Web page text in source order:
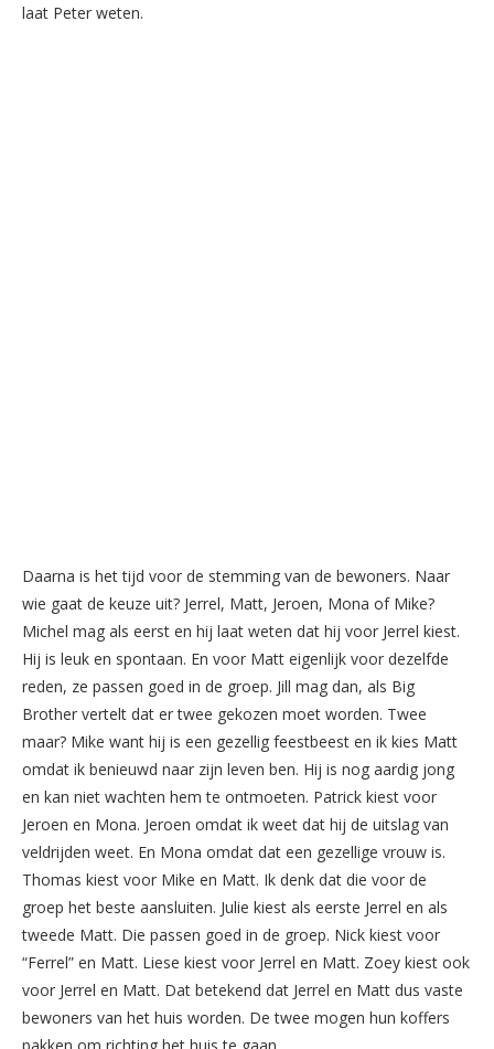
laat Peter weten.
Daarna is het tijd voor de stemming van de bewoners. Naar
wie gaat de keuze uit? Jerrel, Matt, Jeroen, Mona of Mike?
Michel mag als eerst en hij laat weten dat hij voor Jerrel kiest.
Hij is leuk en spontaan. En voor Matt eigenlijk voor dezelfde
reden, ze passen goed in de groep. Jill mag dan, als Big
Brother vertelt dat er twee gekozen moet worden. Twee
maar? Mike want hij is een gezellig feestbeest en ik kies Matt
omdat ik benieuwd naar zijn leven ben. Hij is nog aardig jong
en kan niet wachten hem te ontmoeten. Patrick kiest voor
Jeroen en Mona. Jeroen omdat ik weet dat hij de uitslag van
veldrijden weet. En Mona omdat dat een gezellige vrouw is.
Thomas kiest voor Mike en Matt. Ik denk dat die voor de
groep het beste aansluiten. Julie kiest als eerste Jerrel en als
tweede Matt. Die passen goed in de groep. Nick kiest voor
“Ferrel” en Matt. Liese kiest voor Jerrel en Matt. Zoey kiest ook
voor Jerrel en Matt. Dat betekend dat Jerrel en Matt dus vaste
bewoners van het huis worden. De twee mogen hun koffers